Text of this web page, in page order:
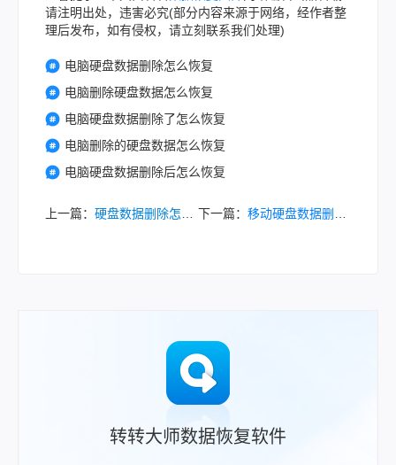
请注明出处，违害必究(部分内容来源于网络，经作者整
理后发布，如有侵权，请立刻联系我们处理)
电脑硬盘数据删除怎么恢复
电脑删除硬盘数据怎么恢复
电脑硬盘数据删除了怎么恢复
电脑删除的硬盘数据怎么恢复
电脑硬盘数据删除后怎么恢复
上一篇： 硬盘数据删除怎么恢复？7大实操方法，从小白到高手全覆盖！ 下一篇： 移动硬盘数据删除怎么恢复？这3个方法很实用！
转转大师数据恢复软件